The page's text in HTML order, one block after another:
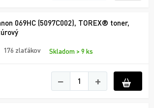
069HC (5097C002), TOREX® toner,
176 zlaťákov Skladom > 9 ks
− +